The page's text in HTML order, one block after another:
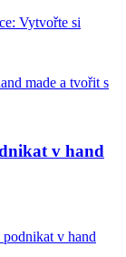
Vytvořte si
v hand
v hand